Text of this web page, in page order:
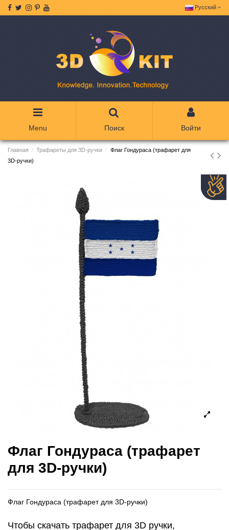
Русский
Menu Поиск Войти
Главная Трафареты для 3D-ручки
Флаг Гондураса (трафарет для
3D-ручки)
Флаг Гондураса (трафарет
для 3D-ручки)
Флаг Гондураса (трафарет для 3D-ручки)
Чтобы скачать трафарет для 3D ручки,